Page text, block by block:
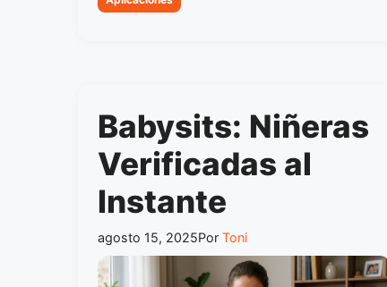
Babysits: Niñeras
Verificadas al
Instante
agosto 15, 2025Por Toni